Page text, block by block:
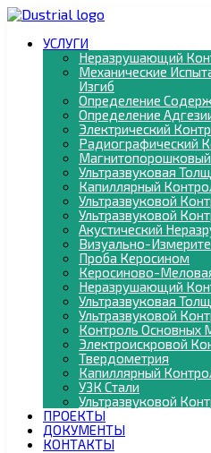
УСЛУГИ
Неразрушающий
Механические
Изгиб
Определение
Определение
Электрический
Радиографический
Ультразвуковая
Капиллярный
Ультразвуковой
Ультразвуковой
Акустический
Визуально-
Проба Керосином
Керосиново-
Неразрушающий
Ультразвуковая
Ультразвуковой
Контроль Основных
Электроискровой
Твердометрия
Капиллярный
УЗК Стали
Ультразвуковой
ПРОЕКТЫ
ДОКУМЕНТЫ
КОНТАКТЫ